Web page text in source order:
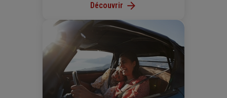
Découvrir